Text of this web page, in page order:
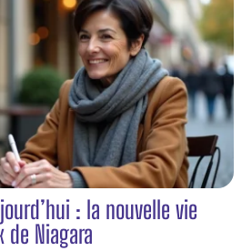
: la nouvelle vie
Niagara